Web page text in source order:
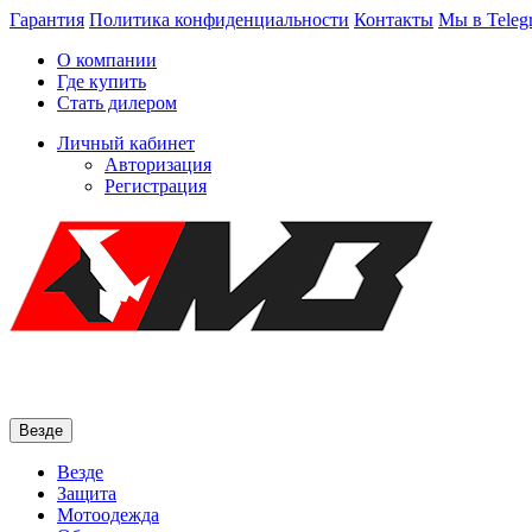
Гарантия Политика конфиденциальности Контакты Мы в
О компании
Где купить
Стать дилером
Личный кабинет
Авторизация
Регистрация
Везде
Везде
Защита
Мотоодежда